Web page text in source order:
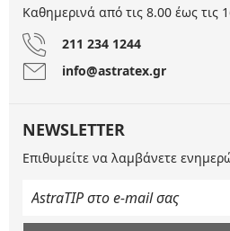
Καθημερινά από τις 8.00 έως τις
211 234 1244
info@astratex.gr
NEWSLETTER
Επιθυμείτε να λαμβάνετε